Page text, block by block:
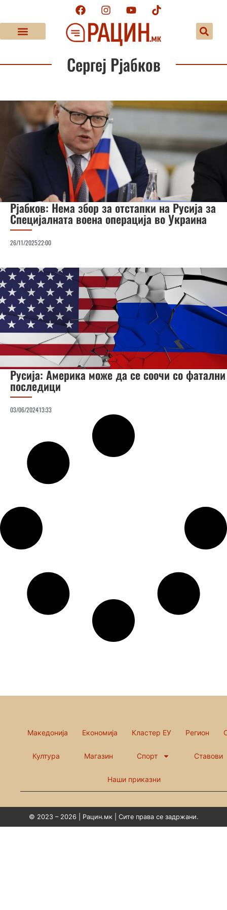
Сергеј Рјабков
Рјабков: Нема збор за отстапки на Русија за
Специјалната воена операција во Украина
26/11/202522:00
Русија: Америка може да се соочи со фатални
последици
03/06/202413:33
Македонија Економија Кластер ЕУ Регион
Култура Магазин Спорт Ставови
Наши приказни
© 2023 – 2026 | Рацин.мк | Сите права се задржани.